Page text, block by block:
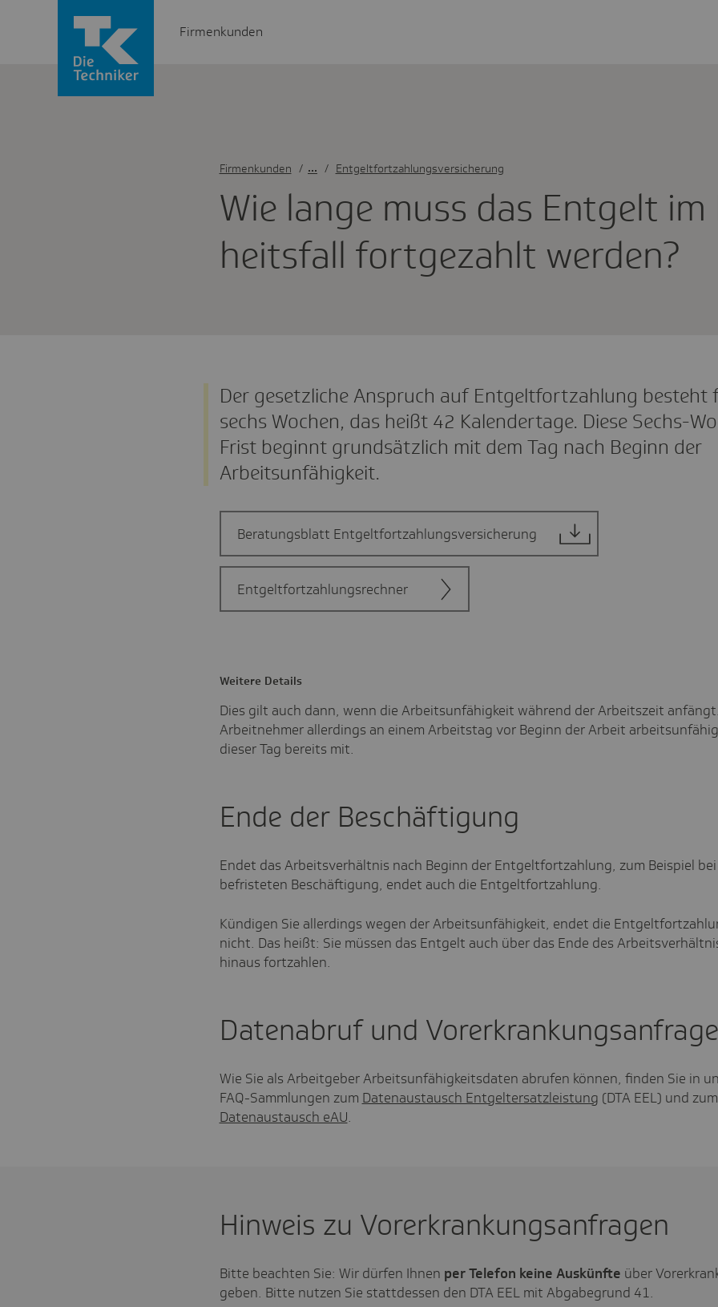
Firmenkunden
Wie lange muss das Entgelt
heits­fall fort­ge­zahlt werden?
Firmenkunden / Entgeltfortzahlungsversicherung
Der gesetzliche Anspruch auf Entgeltfortzahlung besteht
sechs Wochen, das heißt 42 Kalendertage. Diese Sechs-
Frist beginnt grundsätzlich mit dem Tag nach Beginn der
Arbeitsunfähigkeit.
Beratungsblatt Entgeltfortzahlungsversicherung
Entgeltfortzahlungsrechner
Weitere Details
Dies gilt auch dann, wenn die Arbeitsunfähigkeit während der Arbeitszeit
Arbeitnehmer allerdings an einem Arbeitstag vor Beginn der Arbeit
dieser Tag bereits mit.
Ende der Beschäftigung
Endet das Arbeitsverhältnis nach Beginn der Entgeltfortzahlung, zum Beispiel
befristeten Beschäftigung, endet auch die Entgeltfortzahlung.
Kündigen Sie allerdings wegen der Arbeitsunfähigkeit, endet die
nicht. Das heißt: Sie müssen das Entgelt auch über das Ende des
hinaus fortzahlen.
Datenabruf und
Wie Sie als Arbeitgeber Arbeitsunfähigkeitsdaten abrufen können, finden Sie in
FAQ-Sammlungen zum Datenaustausch Entgeltersatzleistung (DTA EEL) und zum
Datenaustausch eAU.
Hinweis zu Vorerkrankungsanfragen
Bitte beachten Sie: Wir dürfen Ihnen per Telefon keine Auskünfte über
geben. Bitte nutzen Sie stattdessen den DTA EEL mit Abgabegrund 41.